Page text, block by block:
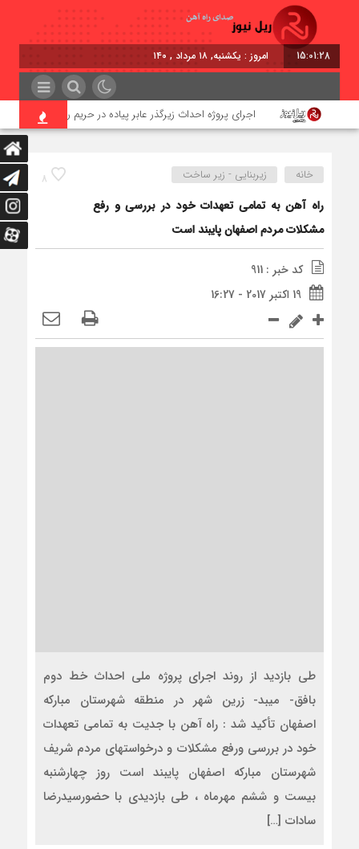
15:01:28 امروز : یکشنبه, ۱۸ مرداد , ۱۴۰۵
اجرای پروژه احداث زیرگذر عابر پیاده در حریم ریلی قائمشهر
8 خانه زیربنایی - زیر ساخت
راه آهن به تمامی تعهدات خود در بررسی و رفع
مشکلات مردم اصفهان پایبند است
کد خبر : 911
19 اکتبر 2017 - 16:27
طی بازدید از روند اجرای پروژه ملی احداث خط دوم
بافق- میبد- زرین شهر در منطقه شهرستان مبارکه
اصفهان تأکید شد : راه آهن با جدیت به تمامی تعهدات
خود در بررسی ورفع مشکلات و درخواستهای مردم شریف
شهرستان مبارکه اصفهان پایبند است روز چهارشنبه
بیست و ششم مهرماه ، طی بازدیدی با حضورسیدرضا
سادات […]